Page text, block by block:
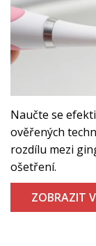
Naučte se
ověřených
rozdílu mezi
ošetření.
ZOBRAZIT